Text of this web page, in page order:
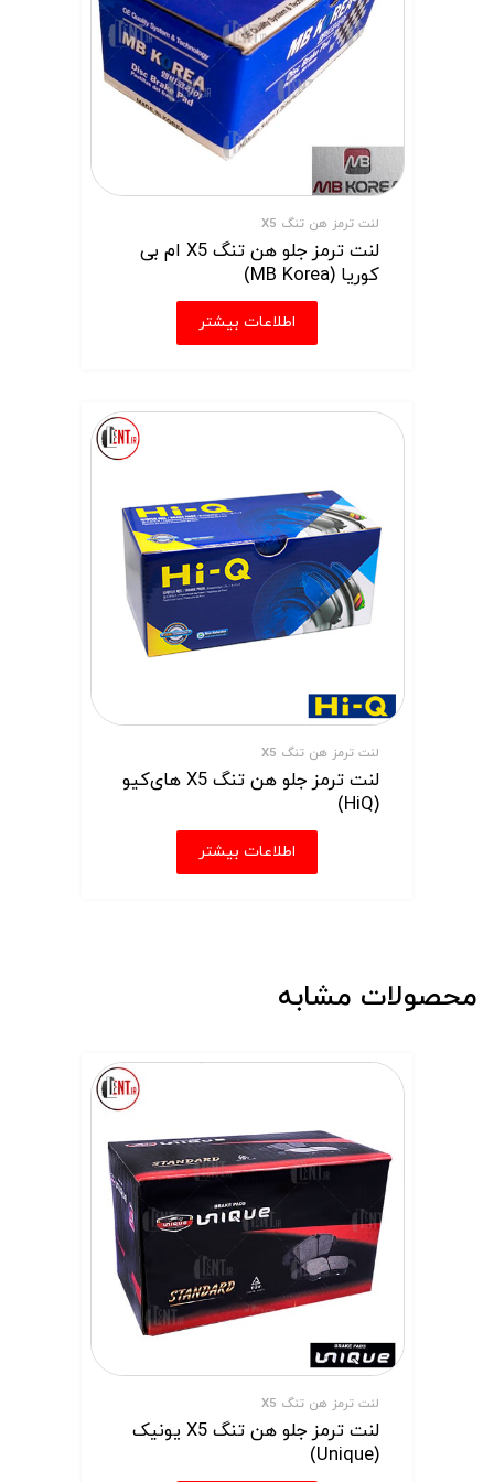
لنت ترمز هن تنگ X5
لنت ترمز جلو هن تنگ X5 ام بی
کوریا (MB Korea)
اطلاعات بیشتر
لنت ترمز هن تنگ X5
لنت ترمز جلو هن تنگ X5 های‌کیو
(HiQ)
اطلاعات بیشتر
محصولات مشابه
لنت ترمز هن تنگ X5
لنت ترمز جلو هن تنگ X5 یونیک
(Unique)